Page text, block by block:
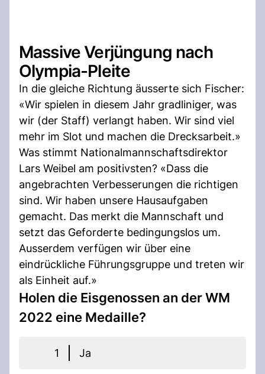
Massive Verjüngung nach
Olympia-Pleite
In die gleiche Richtung äusserte sich Fischer:
«Wir spielen in diesem Jahr gradliniger, was
wir (der Staff) verlangt haben. Wir sind viel
mehr im Slot und machen die Drecksarbeit.»
Was stimmt Nationalmannschaftsdirektor
Lars Weibel am positivsten? «Dass die
angebrachten Verbesserungen die richtigen
sind. Wir haben unsere Hausaufgaben
gemacht. Das merkt die Mannschaft und
setzt das Geforderte bedingungslos um.
Ausserdem verfügen wir über eine
eindrückliche Führungsgruppe und treten wir
als Einheit auf.»
Holen die Eisgenossen an der WM
2022 eine Medaille?
1 Ja